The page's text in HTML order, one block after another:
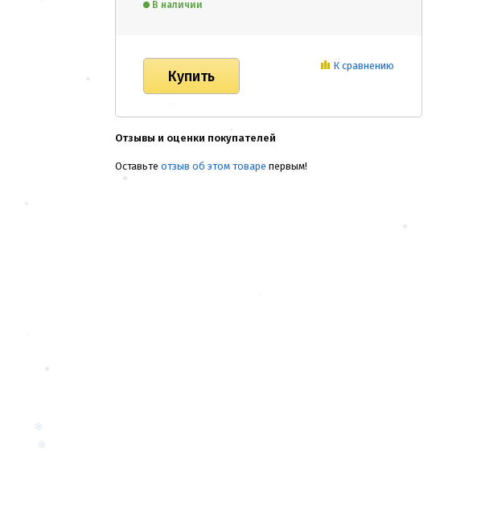
В наличии
К сравнению
Отзывы и оценки покупателей
Оставьте отзыв об этом товаре первым!